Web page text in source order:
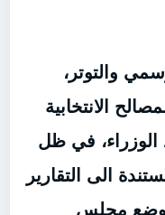
والتوتر،
الانتخابية
في ظل
الى التقارير
وضع مجلس